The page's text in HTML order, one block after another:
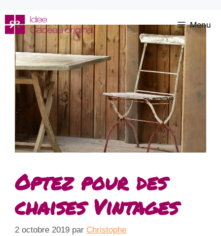
au
contenu
Menu
Optez pour des
chaises Vintages
2 octobre 2019 par Christophe